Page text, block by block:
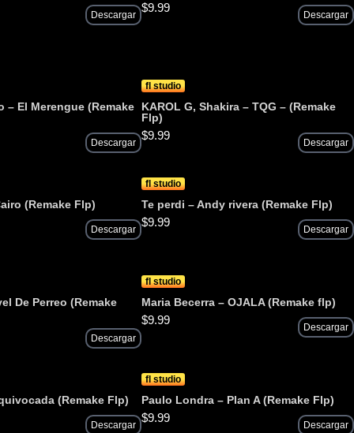
Descargar
$9.99
Descargar
– El Merengue (Remake
Descargar
fl studio
KAROL G, Shakira – TQG – (Remake
Flp)
$9.99
Descargar
(Remake Flp)
Descargar
fl studio
Te perdi – Andy rivera (Remake Flp)
$9.99
Descargar
De Perreo (Remake
Descargar
fl studio
Maria Becerra – OJALA (Remake flp)
$9.99
Descargar
(Remake Flp)
Descargar
fl studio
Paulo Londra – Plan A (Remake Flp)
$9.99
Descargar